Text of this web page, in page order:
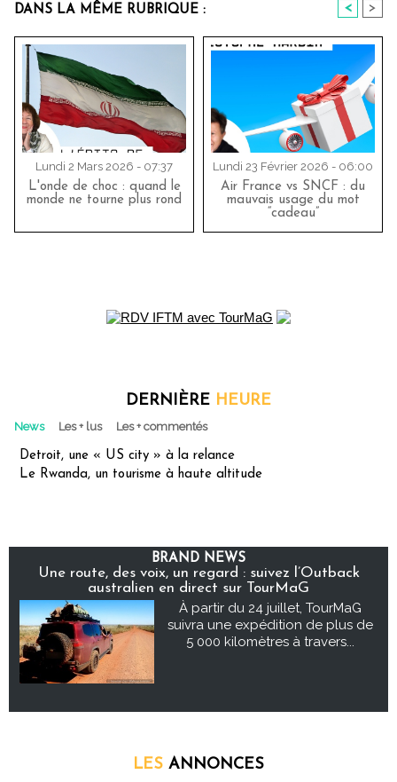
DANS LA MÊME RUBRIQUE : < >
Lundi 2 Mars 2026 - 07:37
L'onde de choc : quand le
monde ne tourne plus rond
Lundi 23 Février 2026 - 06:00
Air France vs SNCF : du
mauvais usage du mot
“cadeau”
DERNIÈRE HEURE
News Les + lus Les + commentés
Detroit, une « US city » à la relance
Le Rwanda, un tourisme à haute altitude
BRAND NEWS
Une route, des voix, un regard : suivez l’Outback
australien en direct sur TourMaG
À partir du 24 juillet, TourMaG
suivra une expédition de plus de
5 000 kilomètres à travers...
LES ANNONCES